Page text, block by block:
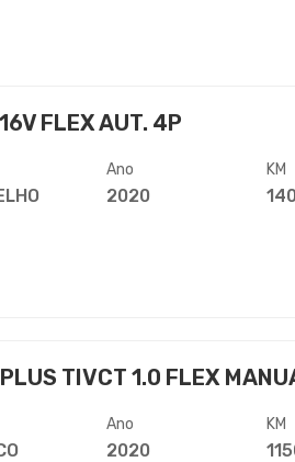
FLEX AUT. 4P
Ano
2020
KM
TIVCT 1.0 FLEX
Ano
2020
KM